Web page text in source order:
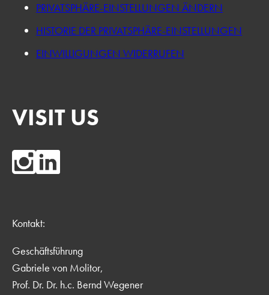
PRIVATSPHÄRE-EINSTELLUNGEN ÄNDERN
HISTORIE DER PRIVATSPHÄRE-EINSTELLUNGEN
EINWILLIGUNGEN WIDERRUFEN
VISIT US
Kontakt:
Geschäftsführung
Gabriele von Molitor,
Prof. Dr. Dr. h.c. Bernd Wegener